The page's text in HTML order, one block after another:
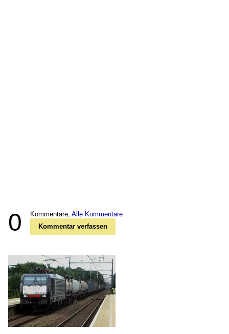
0 Kommentare, Alle Kommentare
Kommentar verfassen